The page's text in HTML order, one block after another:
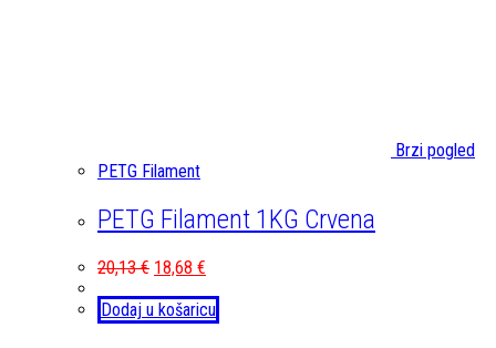
Brzi pogled
PETG Filament
PETG Filament 1KG Crvena
20,13€ 18,68 €
Dodaj u košaricu